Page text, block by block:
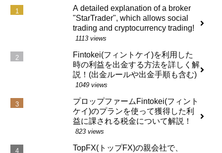
A detailed explanation of a broker
"StarTrader", which allows social
trading and cryptocurrency trading!
1113 views
Fintokei(フィントケイ)を利用した
時の利益を出金する方法を詳しく解
説！(出金ルールや出金手順も含む)
1049 views
プロップファームFintokei(フィント
ケイ)のプランを使って獲得した利
益に課される税金について解説！
823 views
TopFX(トップFX)の親会社で、